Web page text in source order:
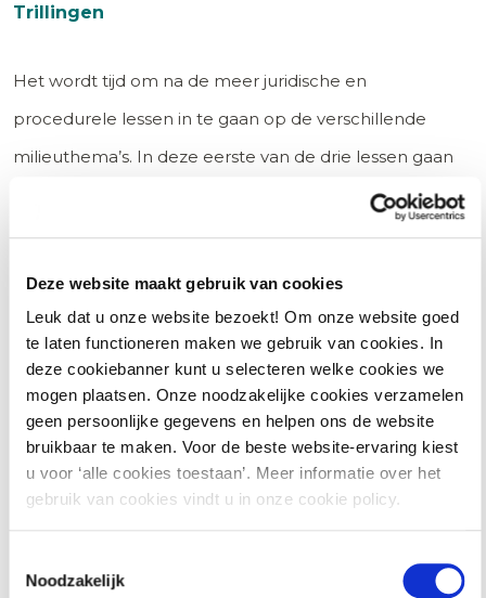
Deze website maakt gebruik van cookies
Leuk dat u onze website bezoekt! Om onze website goed
te laten functioneren maken we gebruik van cookies. In
deze cookiebanner kunt u selecteren welke cookies we
mogen plaatsen. Onze noodzakelijke cookies verzamelen
geen persoonlijke gegevens en helpen ons de website
bruikbaar te maken. Voor de beste website-ervaring kiest
u voor ‘alle cookies toestaan’. Meer informatie over het
gebruik van cookies vindt u in onze cookie policy.
Noodzakelijk
Trillingen
Het wordt tijd om na de meer juridische en
procedurele lessen in te gaan op de verschillende
milieuthema’s. In deze eerste van de drie lessen gaan
we in op de thema’s Lucht, Geur, Geluid en Trillingen.
zien wat er verandert ten opzichte van de huidige
wetgeving.
Les 8: Milieuthema’s (2): Veiligheid, Energie en
Natuur
De tweede les over de milieuthema’s gaat in op de
Energie en Natuur. Hoe zit de regelgeving over deze